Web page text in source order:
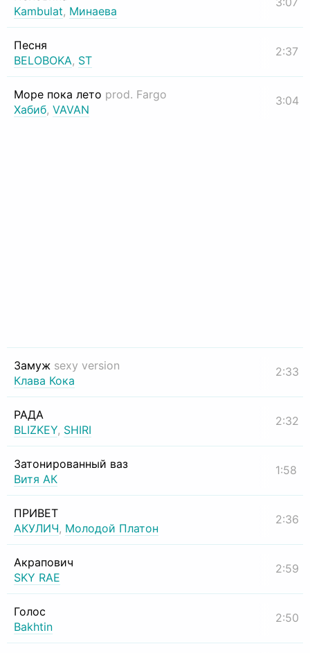
Kambulat, Минаева
Песня
BELOBOKA, ST
2:37
Море пока лето prod. Fargo
Хабиб, VAVAN
3:04
Замуж sexy version
Клава Кока
2:33
РАДА
BLIZKEY, SHIRI
2:32
Затонированный ваз
Витя АК
1:58
ПРИВЕТ
АКУЛИЧ, Молодой Платон
2:36
Акрапович
SKY RAE
2:59
Голос
Bakhtin
2:50